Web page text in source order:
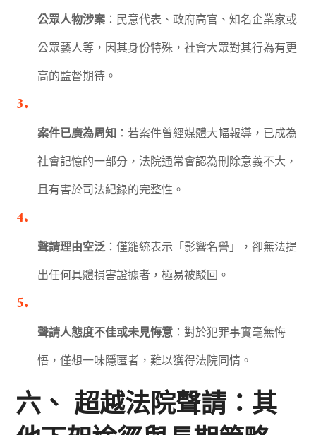
公眾人物涉案：民意代表、政府高官、知名企業家或
公眾藝人等，因其身份特殊，社會大眾對其行為有更
高的監督期待。
案件已廣為周知 ：若案件曾經媒體大幅報導，已成為
社會記憶的一部分，法院通常會認為刪除意義不大，
且有害於司法紀錄的完整性。
聲請理由空泛：僅籠統表示「影響名譽」，卻無法提
出任何具體損害證據者，極易被駁回。
聲請人態度不佳或未見悔意：對於犯罪事實毫無悔
悟，僅想一味隱匿者，難以獲得法院同情。
六、 超越法院聲請：其